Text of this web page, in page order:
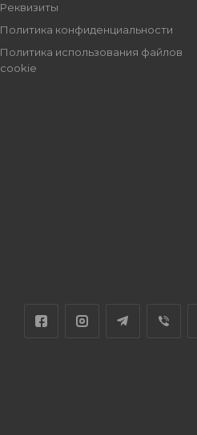
Реквизиты
Политика конфиденциальности
Политика использования файлов
cookie